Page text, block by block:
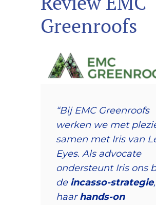
Greenroofs
“Bij EMC Greenroofs
werken we met
samen met Iris van
Eyes. Als advocate
ondersteunt Iris ons
de incasso-strategie,
haarhands-on